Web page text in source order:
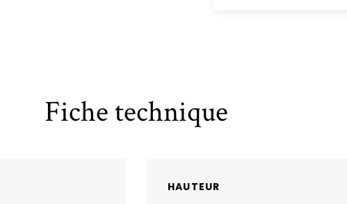
Fiche technique
HAUTEUR